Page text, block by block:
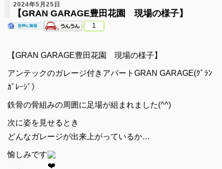
2024年5月25日
【GRAN GARAGE豊田花園 現場の様子】
1
【GRAN GARAGE豊田花園 現場の様子】
アンテックのガレージ付きアパートGRAN GARAGE(ｸﾞﾗﾝ
ｶﾞﾚｰｼﾞ）
鉄骨の骨組みの周囲に足場が組まれました(^^)
次に姿を見せるとき
どんなガレージが出来上がっているか…
愉しみです